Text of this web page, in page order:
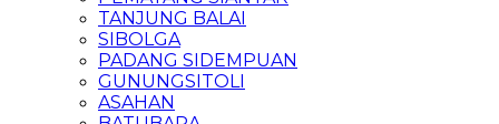
TANJUNG BALAI
SIBOLGA
PADANG SIDEMPUAN
GUNUNGSITOLI
ASAHAN